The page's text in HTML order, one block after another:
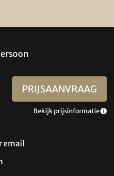
PRIJSAANVRAAG
Bekijk prijsinformatie
email